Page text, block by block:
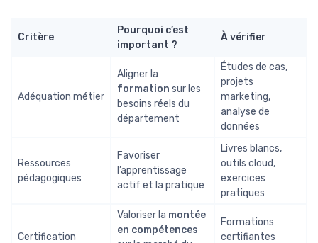
Critère
Pourquoi c’est
important ?
À vérifier
Adéquation métier
Aligner la
formation sur les
besoins réels du
département
Études de cas,
projets
marketing,
analyse de
données
Ressources
pédagogiques
Favoriser
l’apprentissage
actif et la pratique
Livres blancs,
outils cloud,
exercices
pratiques
Certification
Valoriser la montée
en compétences
Formations
certifiantes